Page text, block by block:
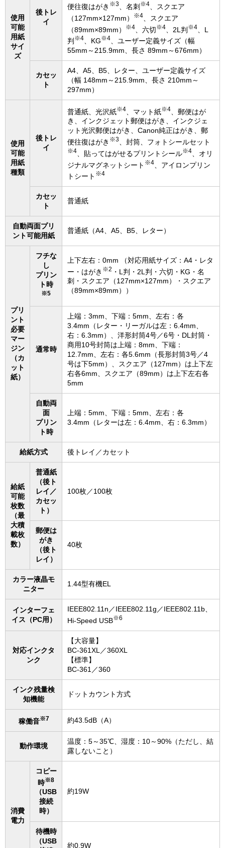
使用
可能
用紙
サイ
ズ
後トレ
イ
便往復はがき ※3 、名刺 ※4
、スクエア
（127mm×127mm）
※4
、スクエア
（89mm×89mm）
※4 、六切※4 、2L判※4
、L
判 ※4 、KG※4
、ユーザー定義サイズ（幅
55mm～215.9mm、長さ 89mm～676mm）
カセッ
ト
A4、A5、B5、レター、ユーザー定義サイズ
（幅 148mm～215.9mm、長さ 210mm～
297mm）
使用
可能
用紙
種類
後トレ
イ
普通紙、光沢紙※4 、マット紙※4
、郵便はが
き、インクジェット郵便はがき、インクジェ
ット光沢郵便はがき、Canon純正はがき、郵
便往復はがき ※3 、封筒、フォトシールセット
※4 、貼ってはがせるプリントシール※4
、オリ
ジナルマグネットシート ※4
、アイロンプリン
トシート ※4
カセッ
ト
普通紙
自動両面プリ
ント可能用紙
普通紙（A4、A5、B5、レター）
プリ
ント
必要
マー
ジン
（カ
ット
紙）
フチな
し
プリン
ト時
※5
上下左右：0mm （対応用紙サイズ：A4・レタ
ー・はがき ※2 ・L判・2L判・六切・KG・名
刺・スクエア（127mm×127mm）・スクエア
（89mm×89mm））
通常時
上端：3mm、下端：5mm、左右：各
3.4mm（レター・リーガルは左：6.4mm、
右：6.3mm）、洋形封筒4号／6号・DL封筒・
商用10号封筒は上端：8mm、下端：
12.7mm、左右：各5.6mm（長形封筒3号／4
号は下5mm）、スクエア（127mm）は上下左
右各6mm、スクエア（89mm）は上下左右各
5mm
自動両
面
プリン
ト時
上端：5mm、下端：5mm、左右：各
3.4mm（レターは左：6.4mm、右：6.3mm）
給紙方式 後トレイ／カセット
給紙
可能
枚数
（最
大積
載枚
数）
普通紙
（後ト
レイ／
カセッ
ト）
100枚／100枚
郵便は
がき
（後ト
レイ）
40枚
カラー液晶モ
ニター
1.44型有機EL
インターフェ
イス（PC用）
IEEE802.11n／IEEE802.11g／IEEE802.11b、
Hi-Speed USB※6
対応インクタ
ンク
【大容量】
BC-361XL／360XL
【標準】
BC-361／360
インク残量検
知機能
ドットカウント方式
稼働音※7 約43.5dB（A）
動作環境
温度：5～35℃、湿度：10～90%（ただし、結
露しないこと）
消費
電力
コピー
時※8
（USB
接続
時）
約19W
待機時
（USB
約0.9W